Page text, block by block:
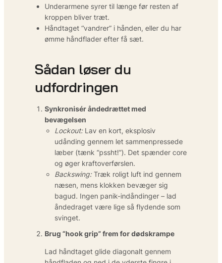
Underarmene syrer til længe før resten af
kroppen bliver træt.
Håndtaget “vandrer” i hånden, eller du har
ømme håndflader efter få sæt.
Sådan løser du
udfordringen
Synkronisér åndedrættet med
bevægelsen
Lockout:Lav en kort, eksplosiv
udånding gennem let sammenpressede
læber (tænk “pssht!”). Det spænder core
og øger kraftoverførslen.
Backswing:Træk roligt luft ind gennem
næsen, mens klokken bevæger sig
bagud. Ingen panik-indåndinger – lad
åndedraget være lige så flydende som
svinget.
Brug “hook grip” frem for dødskrampe
Lad håndtaget glide diagonalt gennem